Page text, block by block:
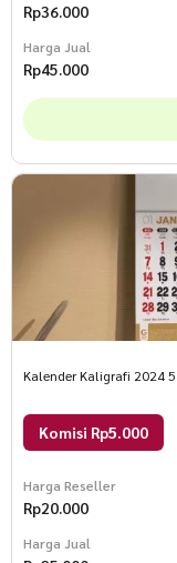
Rp36.000
Harga Jual
Rp45.000
Kalender Kaligrafi 2024
Komisi Rp5.000
Harga Reseller
Rp20.000
Harga Jual